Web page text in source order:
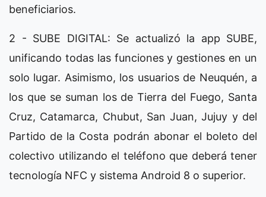
beneficiarios.
2 - SUBE DIGITAL: Se actualizó la app SUBE,
unificando todas las funciones y gestiones en un
solo lugar. Asimismo, los usuarios de Neuquén, a
los que se suman los de Tierra del Fuego, Santa
Cruz, Catamarca, Chubut, San Juan, Jujuy y del
Partido de la Costa podrán abonar el boleto del
colectivo utilizando el teléfono que deberá tener
tecnología NFC y sistema Android 8 o superior.